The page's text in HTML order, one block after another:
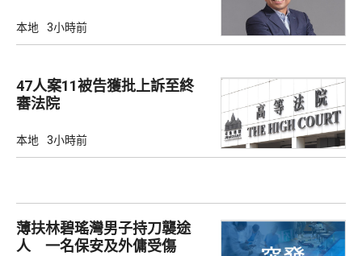
本地 3小時前
47人案11被告獲批上訴至終
審法院
本地 3小時前
薄扶林碧瑤灣男子持刀襲途
人 一名保安及外傭受傷